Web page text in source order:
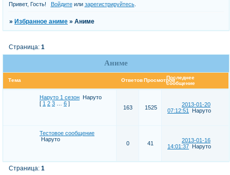
Привет, Гость! Войдитеили зарегистрируйтесь.
»Избранное аниме »Аниме
Аниме
Страница:1
Тема ОтветовПросмотровПоследнее
сообщение
Наруто 1 сезон Наруто
[ 1 2 3 6 ]
163 1525
2013-01-20
07:12:51
Наруто
Тестовое сообщение
Наруто
0 41
2013-01-16
14:01:37 Наруто
Страница:1